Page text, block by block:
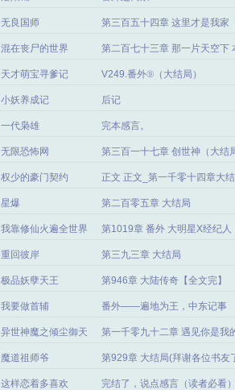
无良国师 第三百五十四章 这里才是我家
混在丧尸的世界 第二百七十三章 那一片天空下
天才萌宝寻爹记 V249.番外⑨（大结局）
小妖养成记 后记
一代枭雄 完本感言。
无限恐怖网 第三百一十七章 创世神（大结
权少的豪门契约 正文 正文_第一千零十四章大
星爆 第二百零五章 大结局
我靠修仙火遍全世界 第1019章 番外 大明星X经纪人
重回彼岸 第三九三章 大结局
极品妖孽天王 第946章 大陆传奇【全文完】
我要做首辅 番外——遍地为王，中东记事
异世神魔之倾尘御天
第一千零九十二章 遇见你是我
局）
魔道祖师爷 第929章 大结局(拜谢各位书友
这样恋着多喜欢 完结了，说点感言（读者必看）